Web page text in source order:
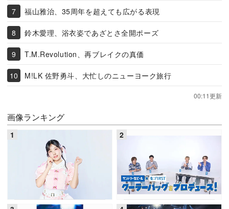
福山雅治、35周年を超えても広がる表現
鈴木愛理、浴衣姿であざとさ全開ポーズ
T.M.Revolution、再ブレイクの真価
M!LK 佐野勇斗、大忙しのニューヨーク旅行
00:11更新
画像ランキング